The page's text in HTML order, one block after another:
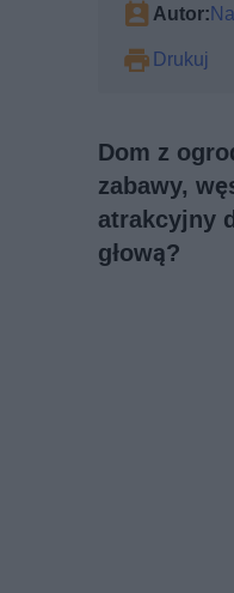
Autor:
Drukuj
Dom z
zabawy,
atrakcyjny
głową?